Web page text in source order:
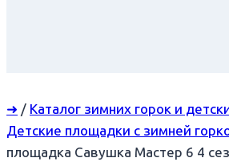
➜ / Каталог зимних горок и
Детские площадки с зимней
площадка Савушка Мастер 6 4